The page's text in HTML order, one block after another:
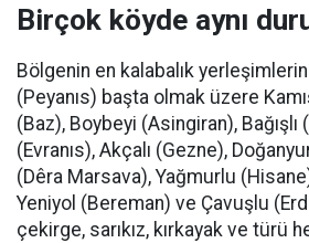
Birçok köyde aynı
Bölgenin en kalabalık
(Peyanıs) başta olmak üzere
(Baz), Boybeyi (Asingiran),
(Evranıs), Akçalı (Gezne),
(Dêra Marsava), Yağmurlu
Yeniyol (Bereman) ve Çavuşlu
çekirge, sarıkız, kırkayak ve türü